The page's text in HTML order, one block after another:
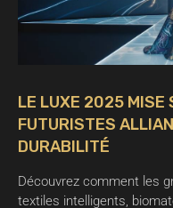
LE LUXE 2025 MISE
FUTURISTES
DURABILITÉ
Découvrez comment les
textiles intelligents,